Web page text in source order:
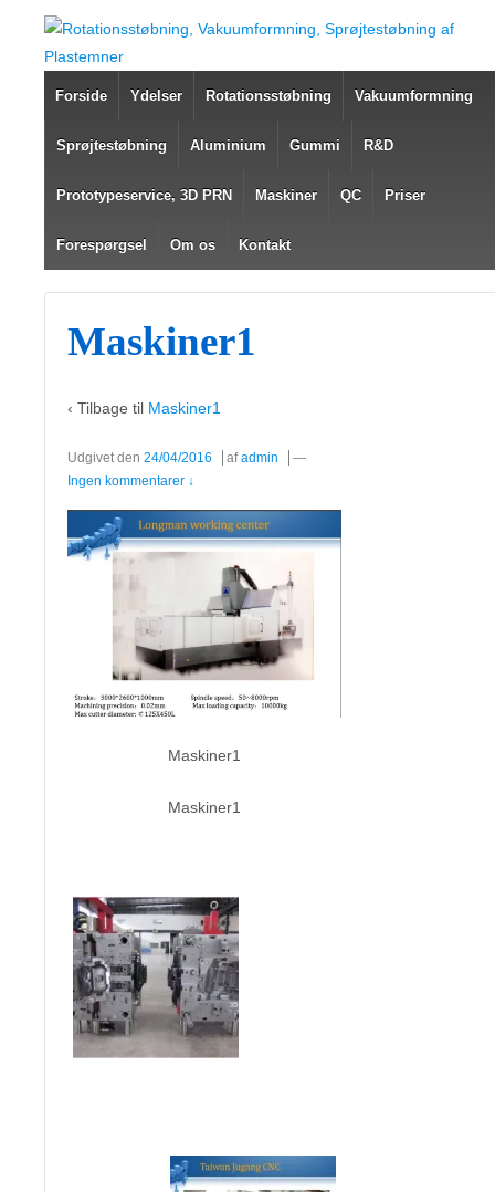
Forside Ydelser Rotationsstøbning Vakuumformning
Sprøjtestøbning Aluminium Gummi R&D
Prototypeservice, 3D PRN Maskiner QC Priser
Forespørgsel Om os Kontakt
Maskiner1
‹ Tilbage til Maskiner1
Udgivet den 24/04/2016 afadmin
—
Ingen kommentarer ↓
Maskiner1
Maskiner1